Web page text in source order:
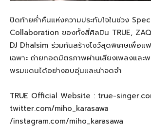
ปิดท้ายค่ำคืนแห่งความประทับใจในช่วง
Collaboration ของทั้งสี่ศิลปิน TRUE,
DJ Dhalsim ร่วมกันสร้างโชว์สุดพิเศษเพื่อแ
เฉพาะ ถ่ายทอดมิตรภาพผ่านเสียงเพลงและ
พรมแดนได้อย่างอบอุ่นและน่าจดจำ
TRUE Official Website : true-
twitter.com/miho_karasawa
/instagram.com/miho_karasawa